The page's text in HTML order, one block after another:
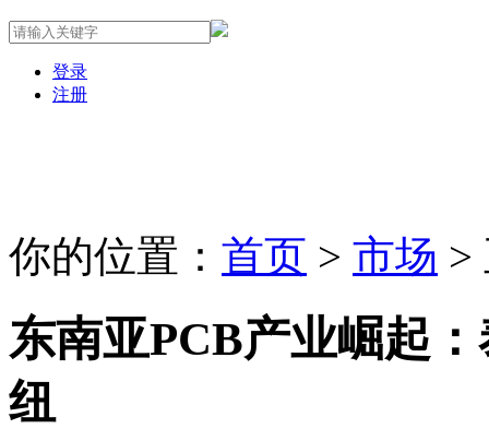
登录
注册
你的位置： 首页 > 市场 >
东南亚PCB产业崛起
纽